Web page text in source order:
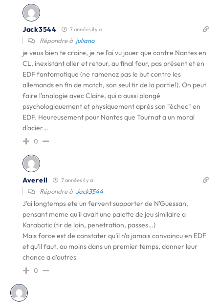
Jack3544 7 années il y a
Répondre à juliano
je veux bien te croire, je ne l'ai vu jouer que contre Nantes en
CL, inexistant aller et retour, au final four, pas présent et en
EDF fantomatique (ne ramenez pas le but contre les
allemands en fin de match, son seul tir de la partie!). On peut
faire l'analogie avec Claire, qui a aussi plongé
psychologiquement et physiquement après son "échec" en
EDF. Heureusement pour Nantes que Tournat a un moral
d'acier…
0
Averell 7 années il y a
Répondre à Jack3544
J'ai longtemps ete un fervent supporter de N'Guessan,
pensant meme qu'il avait une palette de jeu similaire a
Karabatic (tir de loin, penetration, passes…)
Mais force est de constater qu'il n'a jamais convaincu en EDF
et qu'il faut, au moins dans un premier temps, donner leur
chance a d'autres
0